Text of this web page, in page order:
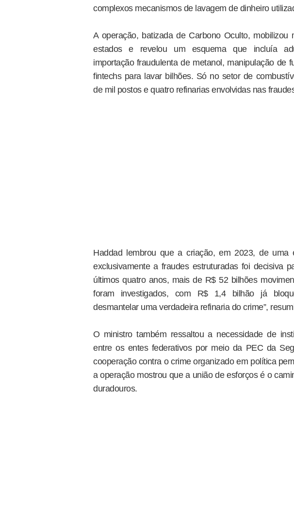
complexos mecanismos de lavagem de dinheiro
A operação, batizada de Carbono Oculto,
estados e revelou um esquema que incluía
importação fraudulenta de metanol, manipulação de
fintechs para lavar bilhões. Só no setor de
de mil postos e quatro refinarias envolvidas nas
Haddad lembrou que a criação, em 2023, de uma
exclusivamente a fraudes estruturadas foi decisiva
últimos quatro anos, mais de R$ 52 bilhões
foram investigados, com R$ 1,4 bilhão já
desmantelar uma verdadeira refinaria do crime”,
O ministro também ressaltou a necessidade de
entre os entes federativos por meio da PEC da
cooperação contra o crime organizado em política
a operação mostrou que a união de esforços é o
duradouros.